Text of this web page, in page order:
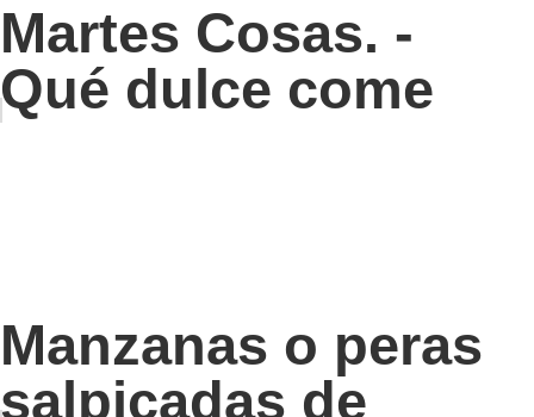
Martes Cosas. -
Qué dulce come
Manzanas o peras
salpicadas de